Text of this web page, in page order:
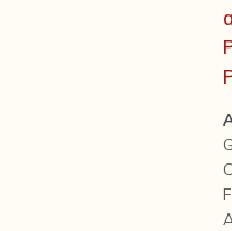
Il progetto Digital